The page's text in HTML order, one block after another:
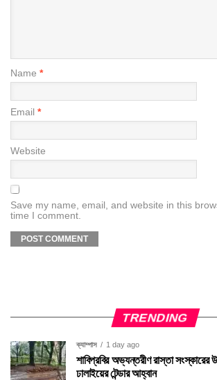
Name *
Email *
Website
Save my name, email, and website in this
time I comment.
TRENDING
ক্যাম্পাস 1 day ago
শাবিপ্রবির অভ্যন্তরীণ রাস্তা
ঢালাইয়ের টেন্ডার আহ্বান